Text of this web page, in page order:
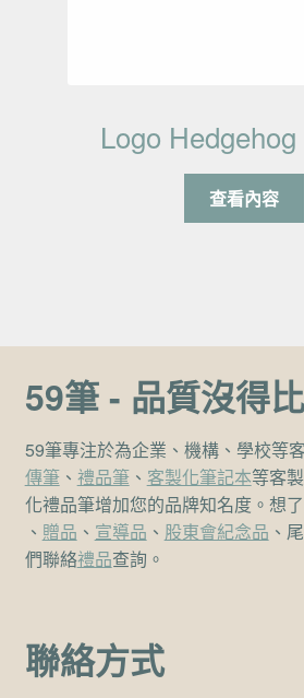
Logo
查看內容
59筆 - 品質沒得比
59筆專注於為企業、機構、學校等
傳筆、 禮品筆、 客製化筆記本等客
化禮品筆增加您的品牌知名度。想
、 贈品 、 宣導品 、 股東會紀念品 、
們聯絡禮品查詢。
聯絡方式